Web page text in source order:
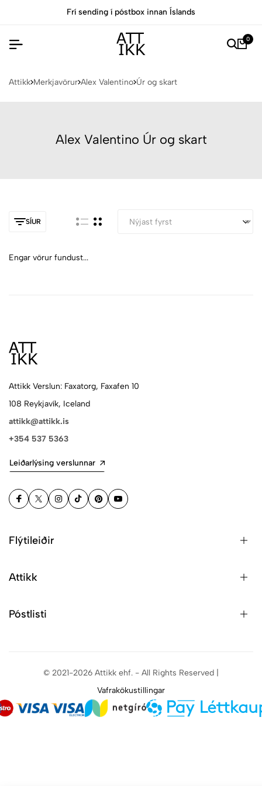
Frí sending í póstbox innan Íslands
0
Attikk Merkjavörur Alex Valentino Úr og skart
Alex Valentino Úr og skart
SÍUR
Engar vörur fundust...
Attikk Verslun: Faxatorg, Faxafen 10
108 Reykjavík, Iceland
attikk@attikk.is
+354 537 5363
Leiðarlýsing verslunnar
Flýtileiðir
Attikk
Póstlisti
© 2021-2026 Attikk ehf. - All Rights Reserved |
Vafrakökustillingar